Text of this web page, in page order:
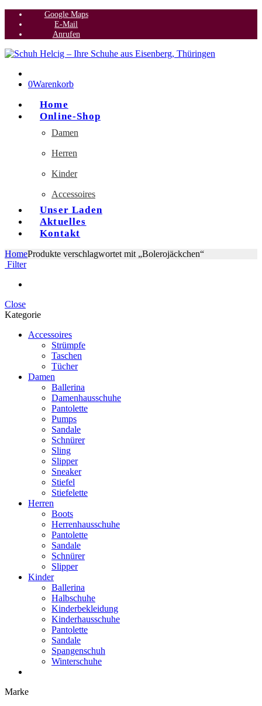
Google Maps
E-Mail
Anrufen
0Warenkorb
Home
Online-Shop
Damen
Herren
Kinder
Accessoires
Unser Laden
Aktuelles
Kontakt
HomeProdukte verschlagwortet mit „Bolerojäckchen“
Filter
Close
Kategorie
Accessoires
Strümpfe
Taschen
Tücher
Damen
Ballerina
Damenhausschuhe
Pantolette
Pumps
Sandale
Schnürer
Sling
Slipper
Sneaker
Stiefel
Stiefelette
Herren
Boots
Herrenhausschuhe
Pantolette
Sandale
Schnürer
Slipper
Kinder
Ballerina
Halbschuhe
Kinderbekleidung
Kinderhausschuhe
Pantolette
Sandale
Spangenschuh
Winterschuhe
Marke